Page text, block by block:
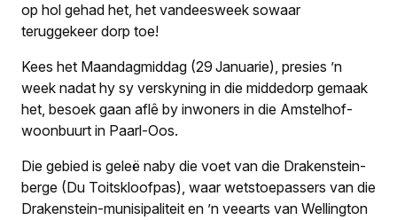
op hol gehad het, het vandeesweek sowaar
teruggekeer dorp toe!
Kees het Maandagmiddag (29 Januarie), presies ’n
week nadat hy sy verskyning in die middedorp gemaak
het, besoek gaan aflê by inwoners in die Amstelhof-
woonbuurt in Paarl-Oos.
Die gebied is geleë naby die voet van die Drakenstein-
berge (Du Toitskloofpas), waar wetstoepassers van die
Drakenstein-munisipaliteit en ’n veearts van Wellington